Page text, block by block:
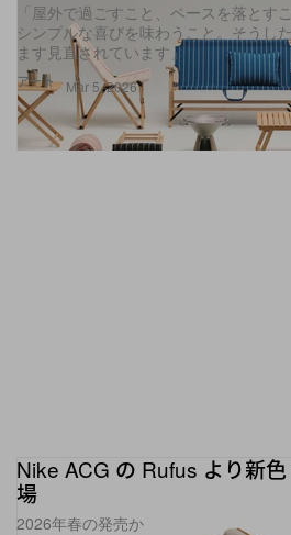
アート
「屋外で過ごすこと、ペースを落とす
シンプルな喜びを味わうこと。そうし
ます見直されています」
Mar 5, 2026
Nike ACG の Rufus より新
場
2026年春の発売か